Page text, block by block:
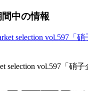
中の情報
selection vol.597「硝